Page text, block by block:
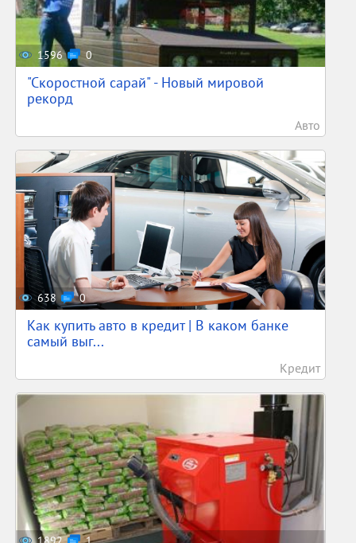
1596 0
"Скоростной сарай" - Новый мировой
рекорд
Авто
638 0
Как купить авто в кредит | В каком банке
самый выг...
Кредит